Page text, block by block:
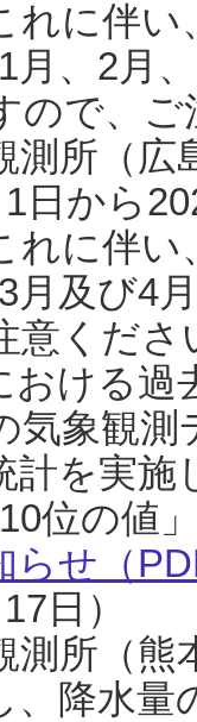
れに伴い
月、2月
ので、
測所（
日から
れに伴い
月及び4
意くだ
おける過
気象観
計を実
位の値
らせ（
日）
測所（熊
、降水